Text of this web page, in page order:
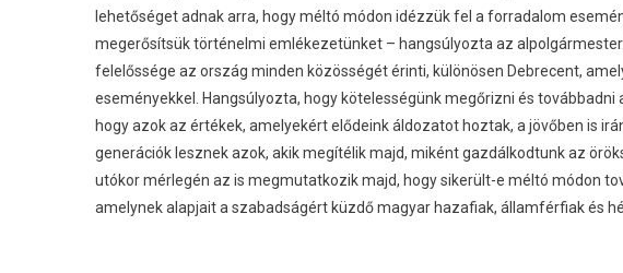
lehetőséget adnak arra, hogy méltó módon idézzük fel a forradalom
megerősítsük történelmi emlékezetünket – hangsúlyozta az
felelőssége az ország minden közösségét érinti, különösen Debrecent,
eseményekkel. Hangsúlyozta, hogy kötelességünk megőrizni és
hogy azok az értékek, amelyekért elődeink áldozatot hoztak, a jövőben is
generációk lesznek azok, akik megítélik majd, miként gazdálkodtunk az
utókor mérlegén az is megmutatkozik majd, hogy sikerült-e méltó módon
amelynek alapjait a szabadságért küzdő magyar hazafiak, államférfiak és